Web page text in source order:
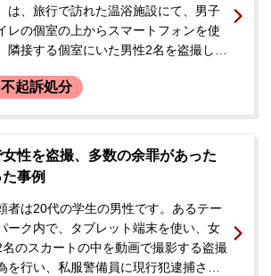
は、旅行で訪れた温浴施設にて、男子
レの個室の上からスマートフォンを使
隣接する個室にいた男性2名を盗撮しま
に通報され、警察署で任意聴取を受け
したが、取り調べの際に余罪について
しており、今後の刑事手続きや会社へ
響を大変心配していました。Aさんの
親が、今後の対応について相談するた
事務所に来所され、依頼となりまし
不起訴処分
性を盗撮、多数の余罪があった
事例
者は20代の学生の男性です。あるテー
ーク内で、タブレット端末を使い、女
のスカートの中を動画で撮影する盗撮
を行い、私服警備員に現行犯逮捕され